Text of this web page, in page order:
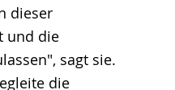
dieser
und die
sagt sie.
die